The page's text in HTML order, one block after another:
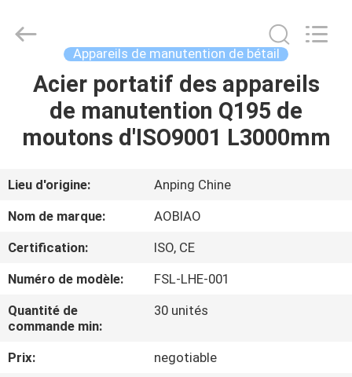
MAISON
PRODUITS
AU
SUJET
DE
VISITE
acier
Rights
ECER
Appareils de manutention de bétail
Acier portatif des appareils
de manutention Q195 de
moutons d'ISO9001 L3000mm
Lieu d'origine:
Anping Chine
Nom de marque:
AOBIAO
Certification:
ISO, CE
Numéro de modèle:
FSL-LHE-001
Quantité de
commande min:
30 unités
Prix:
negotiable